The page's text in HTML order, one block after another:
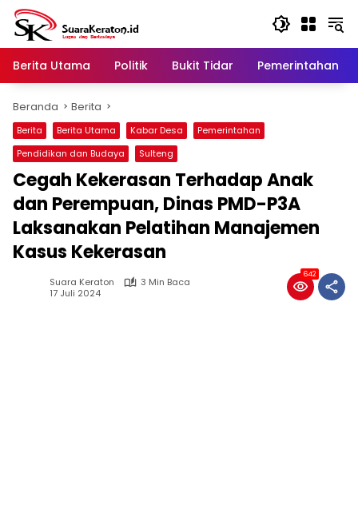
Langsung
konten
Berita Utama
Politik Bukit Tidar Pemerintahan
Beranda Berita
Berita Berita Utama Kabar Desa
Pemerintahan
Pendidikan dan Budaya
Sulteng
Cegah Kekerasan Terhadap Anak
dan Perempuan, Dinas PMD-P3A
Laksanakan Pelatihan Manajemen
Kasus Kekerasan
Suara Keraton
3 Min Baca
17 Juli 2024
642